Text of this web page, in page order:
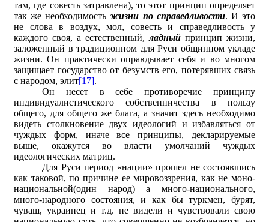
там, где совесть затравлена), то этот принцип определяет
так же необходимостьжизни по справедливости. И это
не слова в воздух, мол, совесть и справедливость у
каждого своя, а естественный,ладный принцип жизни,
заложенный в традиционном для Руси общинном укладе
жизни. Он практически оправдывает себя и во многом
защищает государство от безумств его, потерявших связь
с народом, элит[17].
Он несет в себе противоречие принципу
индивидуалистического собственничества в пользу
общего, для общего же блага, а значит здесь необходимо
видеть столкновение двух идеологий и избавляться от
чуждых форм, иначе все принципы, декларируемые
выше, окажутся во власти умолчаний чуждых
идеологических матриц.
Для Руси период «нации» прошел не состоявшись
как таковой, по причине ее мировоззрения, как не моно-
национальной(один народ) а много-национального,
много-народного состояния, и как бы туркмен, бурят,
чуваш, украинец и т.д. не видели и чувствовали свою